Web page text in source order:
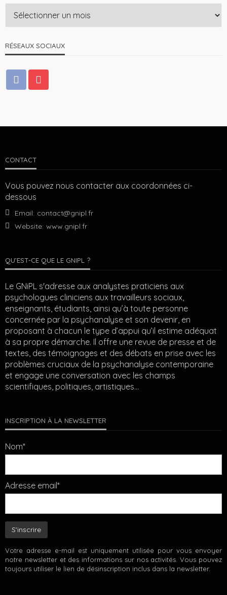
RÉSEAUX SOCIAUX
CONTACT
Vous pouvez nous contacter aux coordonnées ci-
dessous
Email: contact@gnipl.fr
Website: www.gnipl.fr
QU’EST-CE QUE LE GNIPL ?
Le GNiPL s'adresse aux analystes praticiens aux
psychologues cliniciens aux travailleurs sociaux,
enseignants, étudiants, ainsi qu’à toute personne
concernée par la psychanalyse et son devenir, en
proposant à chacun le type d’appui qu’il estime adéquat
à sa propre démarche. Il offre une revue de presse et de
textes, des témoignages et des débats en prise avec les
problèmes cruciaux de la psychanalyse contemporaine
et engage une conversation avec les champs
scientifiques, politiques, artistiques…
INSCRIPTION À LA NEWSLETTER
Nom*
Adresse email*
Votre adresse e-mail est uniquement utilisée pour vous envoyer
notre newsletter et des informations sur nos activités. Vous pouvez
toujours utiliser le lien de désinscription inclus dans la newsletter.